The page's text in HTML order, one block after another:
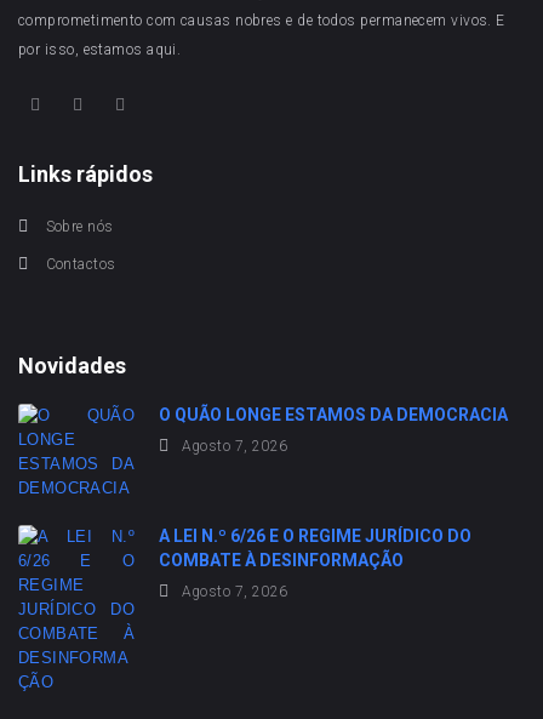
comprometimento com causas nobres e de todos permanecem vivos. E
por isso, estamos aqui.
Links rápidos
Sobre nós
Contactos
Novidades
O QUÃO LONGE ESTAMOS DA DEMOCRACIA
Agosto 7, 2026
A LEI N.º 6/26 E O REGIME JURÍDICO DO
COMBATE À DESINFORMAÇÃO
Agosto 7, 2026